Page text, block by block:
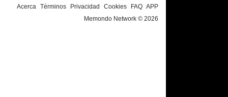
Acerca Términos Privacidad Cookies FAQ APP
Memondo Network © 2026